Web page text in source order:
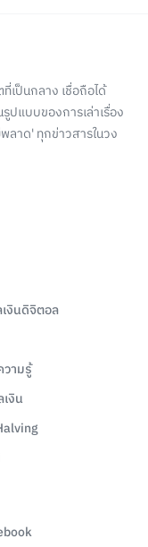
เป็นกลาง เชื่อถือได้
ปแบบของการเล่าเรื่อง
ลาด' ทุกข่าวสารในวง
งินดิจิตอล
ามรู้
งิน